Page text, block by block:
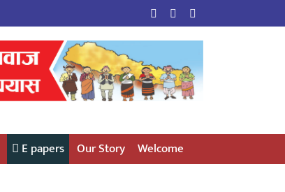
E papers Our Story Welcome